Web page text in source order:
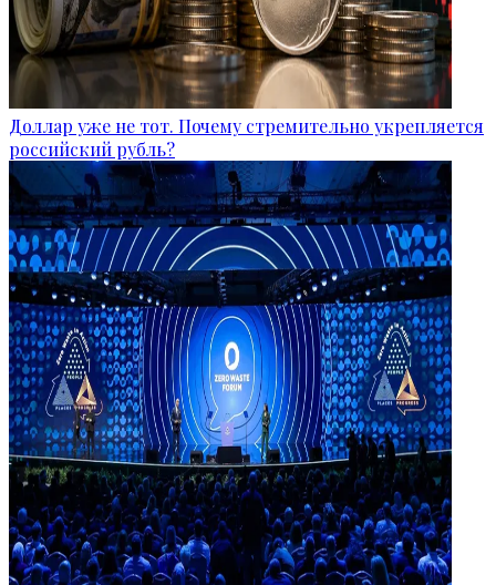
Доллар уже не тот. Почему стремительно укрепляется
российский рубль?